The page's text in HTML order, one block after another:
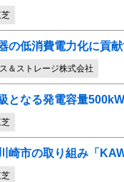
の低消費電力化に貢
＆ストレージ株式会社
となる発電容量
崎市の取り組み「